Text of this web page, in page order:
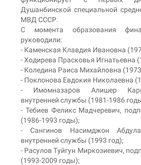
Душанбинской специальной
МВД СССР.
С момента образования
руководили:
- Каменская Клавдия Ивановна
- Ходирева Прасковья Игнатьевна
- Коледина Раиса Михайловна
- Поклонова Евдокия Николаевна
- Имомназаров Алишер
внутренней службы (1981-1986
- Тебиев Феликс Мадчеревич,
(1986-1993 годы);
- Сангинов Насимджон
внутренней службы (1993 год);
- Расулов Туйгун Миркозиевич,
(1993-2009 годы);